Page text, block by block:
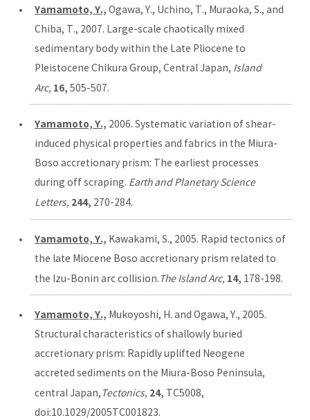
Yamamoto, Y., Ogawa, Y., Uchino, T., Muraoka, S., and
Chiba, T., 2007. Large-scale chaotically mixed
sedimentary body within the Late Pliocene to
Pleistocene Chikura Group, Central Japan, Island
Arc, 16, 505-507.
Yamamoto, Y., 2006. Systematic variation of shear-
induced physical properties and fabrics in the Miura-
Boso accretionary prism: The earliest processes
during off scraping. Earth and Planetary Science
Letters, 244, 270-284.
Yamamoto, Y., Kawakami, S., 2005. Rapid tectonics of
the late Miocene Boso accretionary prism related to
the Izu-Bonin arc collision. The Island Arc, 14, 178-198.
Yamamoto, Y., Mukoyoshi, H. and Ogawa, Y., 2005.
Structural characteristics of shallowly buried
accretionary prism: Rapidly uplifted Neogene
accreted sediments on the Miura-Boso Peninsula,
central Japan, Tectonics, 24, TC5008,
doi:10.1029/2005TC001823.